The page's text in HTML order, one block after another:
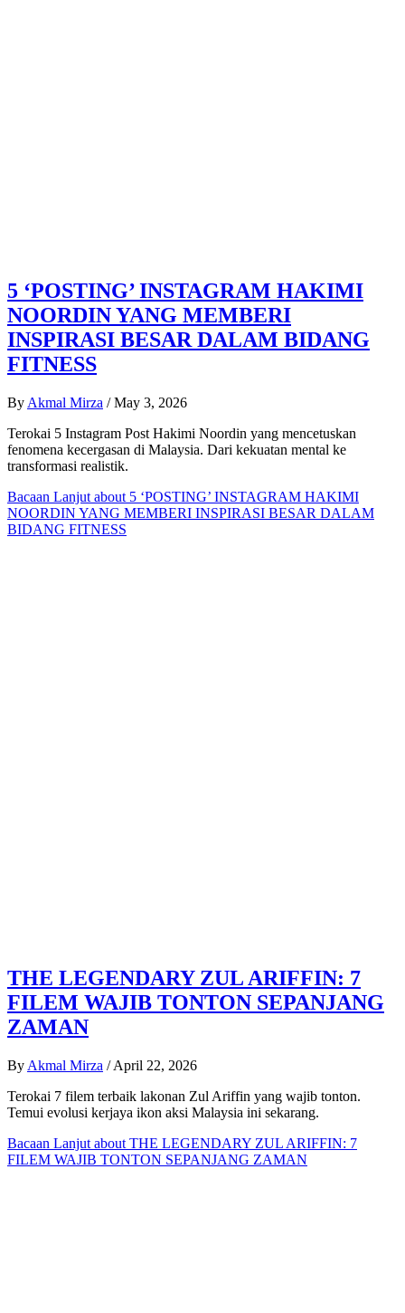
5 ‘POSTING’ INSTAGRAM HAKIMI
NOORDIN YANG MEMBERI
INSPIRASI BESAR DALAM BIDANG
FITNESS
By Akmal Mirza / May 3, 2026
Terokai 5 Instagram Post Hakimi Noordin yang mencetuskan
fenomena kecergasan di Malaysia. Dari kekuatan mental ke
transformasi realistik.
Bacaan Lanjut about 5 ‘POSTING’ INSTAGRAM HAKIMI
NOORDIN YANG MEMBERI INSPIRASI BESAR DALAM
BIDANG FITNESS
THE LEGENDARY ZUL ARIFFIN: 7
FILEM WAJIB TONTON SEPANJANG
ZAMAN
By Akmal Mirza / April 22, 2026
Terokai 7 filem terbaik lakonan Zul Ariffin yang wajib tonton.
Temui evolusi kerjaya ikon aksi Malaysia ini sekarang.
Bacaan Lanjut about THE LEGENDARY ZUL ARIFFIN: 7
FILEM WAJIB TONTON SEPANJANG ZAMAN